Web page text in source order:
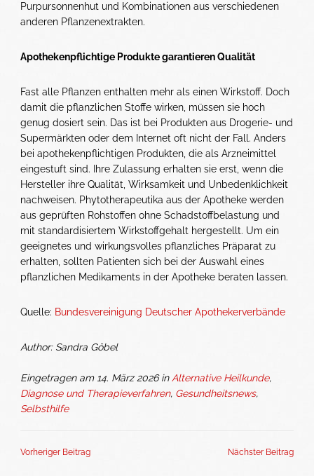
Purpursonnenhut und Kombinationen aus verschiedenen
anderen Pflanzenextrakten.
Apothekenpflichtige Produkte garantieren Qualität
Fast alle Pflanzen enthalten mehr als einen Wirkstoff. Doch
damit die pflanzlichen Stoffe wirken, müssen sie hoch
genug dosiert sein. Das ist bei Produkten aus Drogerie- und
Supermärkten oder dem Internet oft nicht der Fall. Anders
bei apothekenpflichtigen Produkten, die als Arzneimittel
eingestuft sind. Ihre Zulassung erhalten sie erst, wenn die
Hersteller ihre Qualität, Wirksamkeit und Unbedenklichkeit
nachweisen. Phytotherapeutika aus der Apotheke werden
aus geprüften Rohstoffen ohne Schadstoffbelastung und
mit standardisiertem Wirkstoffgehalt hergestellt. Um ein
geeignetes und wirkungsvolles pflanzliches Präparat zu
erhalten, sollten Patienten sich bei der Auswahl eines
pflanzlichen Medikaments in der Apotheke beraten lassen.
Quelle: Bundesvereinigung Deutscher Apothekerverbände
Author: Sandra Göbel
Eingetragen am 14. März 2026 in Alternative Heilkunde,
Diagnose und Therapieverfahren, Gesundheitsnews,
Selbsthilfe
Vorheriger Beitrag Nächster Beitrag